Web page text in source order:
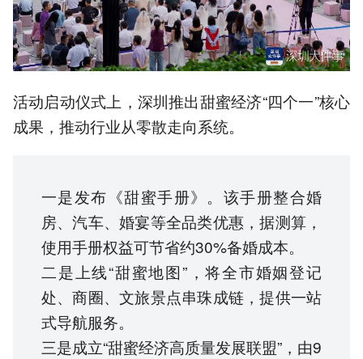
活动启动仪式上，深圳推出甜蜜经济“四个一”核心
成果，推动行业从零散走向系统。
一是发布《甜蜜手册》。该手册整合婚
房、汽车、婚宴等全品类优惠，据测算，
使用手册权益可节省约30%备婚成本。
二是上线“甜蜜地图”，将全市婚姻登记
处、商圈、文旅景点串珠成链，提供一站
式导航服务。
三是成立“甜蜜经济高质量发展联盟”，由9